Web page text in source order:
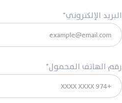
البريد الإلكتروني*
رقم الهاتف المحمول*